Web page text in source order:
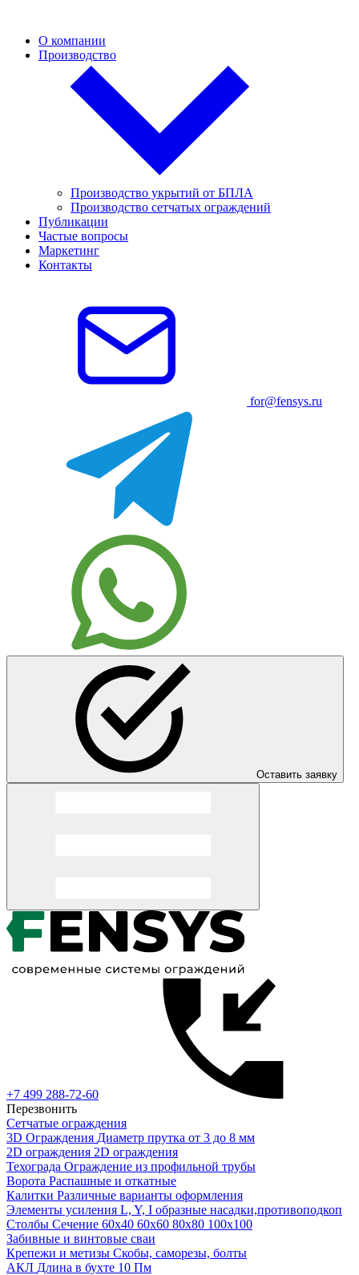
О компании
Производство
Производство укрытий от БПЛА
Производство сетчатых ограждений
Публикации
Частые вопросы
Маркетинг
Контакты
for@fensys.ru
Оставить заявку
+7 499 288-72-60
Перезвонить
Сетчатые ограждения
3D Ограждения Диаметр прутка от 3 до 8 мм
2D ограждения 2D ограждения
Техограда Ограждение из профильной трубы
Ворота Распашные и откатные
Калитки Различные варианты оформления
Элементы усиления L, Y, I образные насадки,противоподкоп
Столбы Сечение 60х40 60х60 80х80 100х100
Забивные и винтовые сваи
Крепежи и метизы Скобы, саморезы, болты
АКЛ Длина в бухте 10 Пм